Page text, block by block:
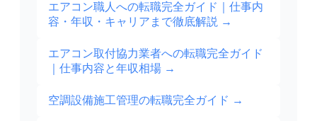
エアコン職人への転職完全ガイド｜仕事内
容・年収・キャリアまで徹底解説 →
エアコン取付協力業者への転職完全ガイド
｜仕事内容と年収相場 →
空調設備施工管理の転職完全ガイド →